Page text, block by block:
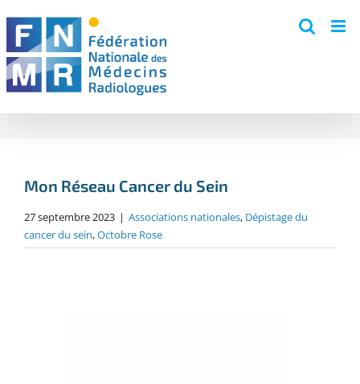
content
Mon Réseau Cancer du Sein
27 septembre 2023 | Associations nationales, Dépistage du
cancer du sein,Octobre Rose